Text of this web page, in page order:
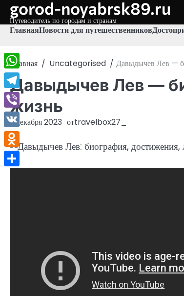
Перейти
содержимому
gorod-noyabrsk89.ru
Путеводитель по городам и странам
ГлавнаяНовости для путешественников
Главная Uncategorised Давыдычев Лев —
Давыдычев Лев —
жизнь
3 декабря 2023 отtravelbox27_
WhatsApp
Telegram
Viber
VK
Odnoklassniki